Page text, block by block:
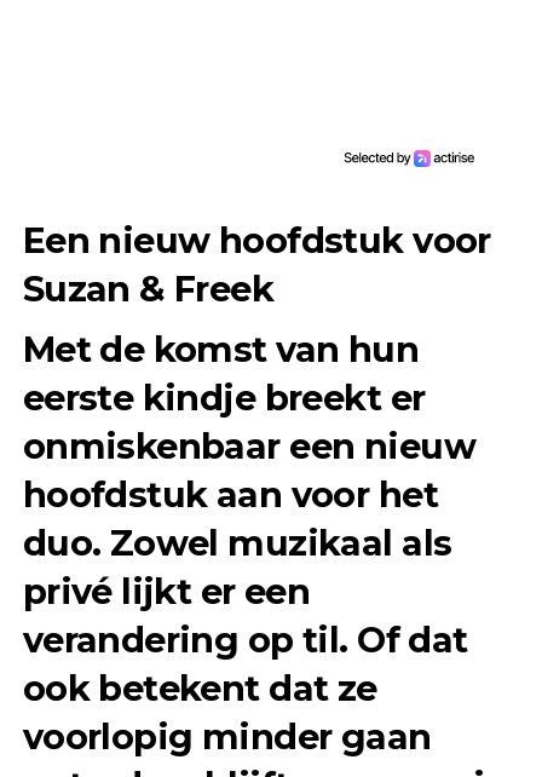
Een nieuw hoofdstuk voor
Suzan & Freek
Met de komst van hun
eerste kindje breekt er
onmiskenbaar een nieuw
hoofdstuk aan voor het
duo. Zowel muzikaal als
privé lijkt er een
verandering op til. Of dat
ook betekent dat ze
voorlopig minder gaan